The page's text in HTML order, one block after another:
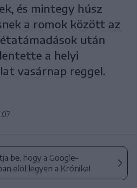
és mintegy húsz
a romok között az
után
a helyi
vasárnap reggel.
be, hogy a Google-
elöl legyen a Krónika!